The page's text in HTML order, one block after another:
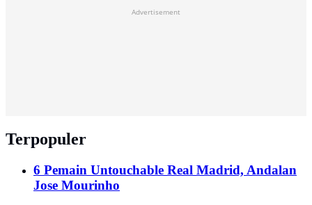
Advertisement
Terpopuler
6 Pemain Untouchable Real Madrid, Andalan
Jose Mourinho